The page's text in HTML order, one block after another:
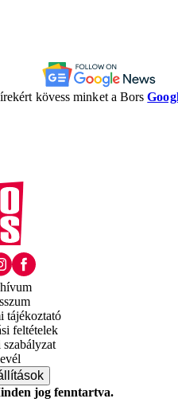
kövess minket a Bors
tájékoztató
feltételek
jog fenntartva.